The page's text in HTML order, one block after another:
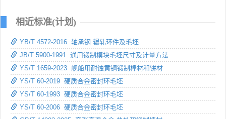
相近标准(计划)
YB/T 4572-2016 轴承钢 辗轧环件及毛坯
JB/T 5900-1991 通用锻制模块毛坯尺寸及计量方法
YS/T 1659-2023 舰船用耐蚀黄铜锻制棒材和饼材
YS/T 60-2019 硬质合金密封环毛坯
YS/T 60-1993 硬质合金密封环毛坯
YS/T 60-2006 硬质合金密封环毛坯